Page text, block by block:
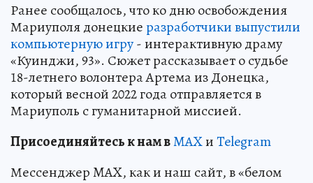
Ранее сообщалось, что ко дню освобождения
Мариуполя донецкиеразработчики выпустили
компьютерную игру- интерактивную драму
«Куинджи, 93». Сюжет рассказывает о судьбе
18-летнего волонтера Артема из Донецка,
который весной 2022 года отправляется в
Мариуполь с гуманитарной миссией.
Присоединяйтесь к нам вMAXиTelegram
Мессенджер MAX, как и наш сайт, в «белом